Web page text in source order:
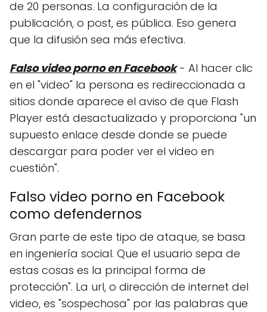
de 20 personas. La configuración de la
publicación, o post, es pública. Eso genera
que la difusión sea más efectiva.
Falso video porno en Facebook- Al hacer clic
en el "video" la persona es redireccionada a
sitios donde aparece el aviso de que Flash
Player está desactualizado y proporciona "un
supuesto enlace desde donde se puede
descargar para poder ver el video en
cuestión".
Falso video porno en Facebook
como defendernos
Gran parte de este tipo de ataque, se basa
en ingeniería social. Que el usuario sepa de
estas cosas es la principal forma de
protección". La url, o dirección de internet del
video, es "sospechosa" por las palabras que